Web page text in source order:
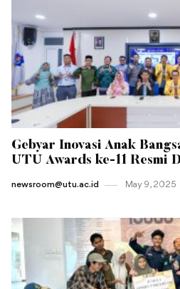
Gebyar Inovasi Anak
UTU Awards ke-11 Resmi
newsroom@utu.ac.id May 9 , 2025